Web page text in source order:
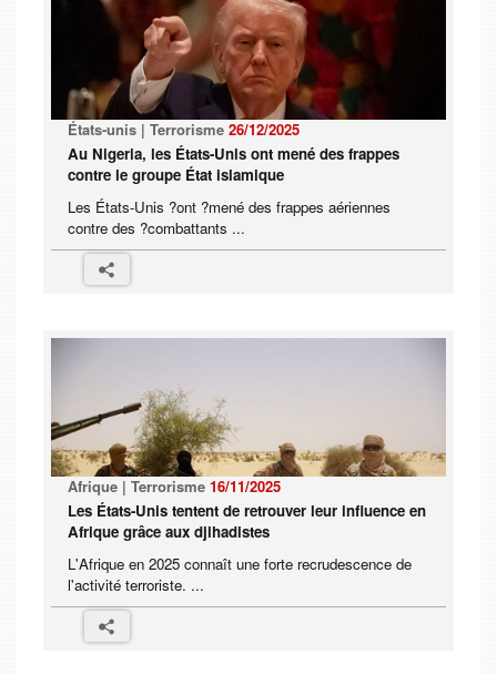
États-unis | Terrorisme 26/12/2025
Au Nigeria, les États-Unis ont mené des frappes
contre le groupe État islamique
Les ‍États-Unis ?ont ?mené des frappes aériennes
contre des ?combattants ...
Afrique | Terrorisme 16/11/2025
Les États-Unis tentent de retrouver leur influence en
Afrique grâce aux djihadistes
L'Afrique en 2025 connaît une forte recrudescence de
l'activité terroriste. ...